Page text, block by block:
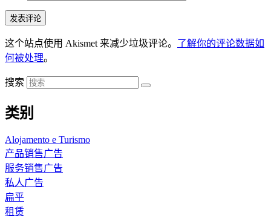
这个站点使用 Akismet 来减少垃圾评论。 了解你的评论数据如
何被处理。
搜索
类别
Alojamento e Turismo
产品销售广告
服务销售广告
私人广告
扁平
租赁